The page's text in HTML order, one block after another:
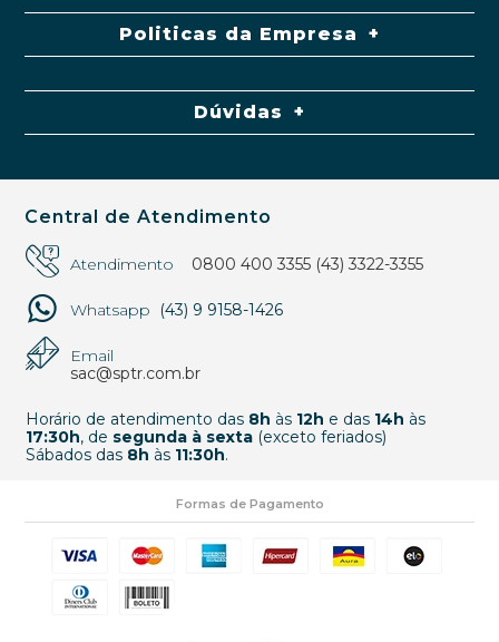
Politicas da Empresa
Dúvidas
Central de Atendimento
Atendimento 0800 400 3355 (43) 3322-3355
Whatsapp (43) 9 9158-1426
Email
sac@sptr.com.br
Horário de atendimento das 8h às 12h e das 14h às
17:30h, de segunda à sexta(exceto feriados)
Sábados das 8h às 11:30h.
Formas de Pagamento